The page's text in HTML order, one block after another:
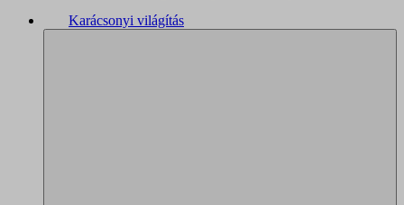
Karácsonyi világítás